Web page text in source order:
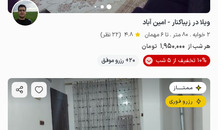
ویلا در زیباکنار - امین آباد
2 خوابه . 80 متر . تا 6 مهمان 4.8 (22 نظر)
هر شب از 1٬950٬000 تومان
10% تخفیف از 5 شب
20+ رزرو موفق
مـمـتــــــاز
رزرو فوری